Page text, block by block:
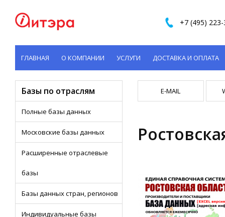
+7 (495)
ГЛАВНАЯ О КОМПАНИИ УСЛУГИ ДОСТАВКА И ОПЛАТА
КОНТАКТЫ
Базы по отраслям
Полные базы данных
Московские базы данных
Расширенные отраслевые
базы
Базы данных стран, регионов
Индивидуальные базы
E-MAIL